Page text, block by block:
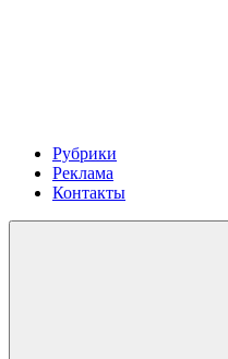
Рубрики
Реклама
Контакты